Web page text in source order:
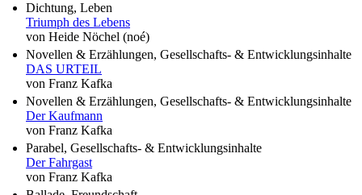
Dichtung, Leben
Triumph des Lebens
von Heide Nöchel (noé)
Novellen & Erzählungen, Gesellschafts- & Entwicklungsinhalte
DAS URTEIL
von Franz Kafka
Novellen & Erzählungen, Gesellschafts- & Entwicklungsinhalte
Der Kaufmann
von Franz Kafka
Parabel, Gesellschafts- & Entwicklungsinhalte
Der Fahrgast
von Franz Kafka